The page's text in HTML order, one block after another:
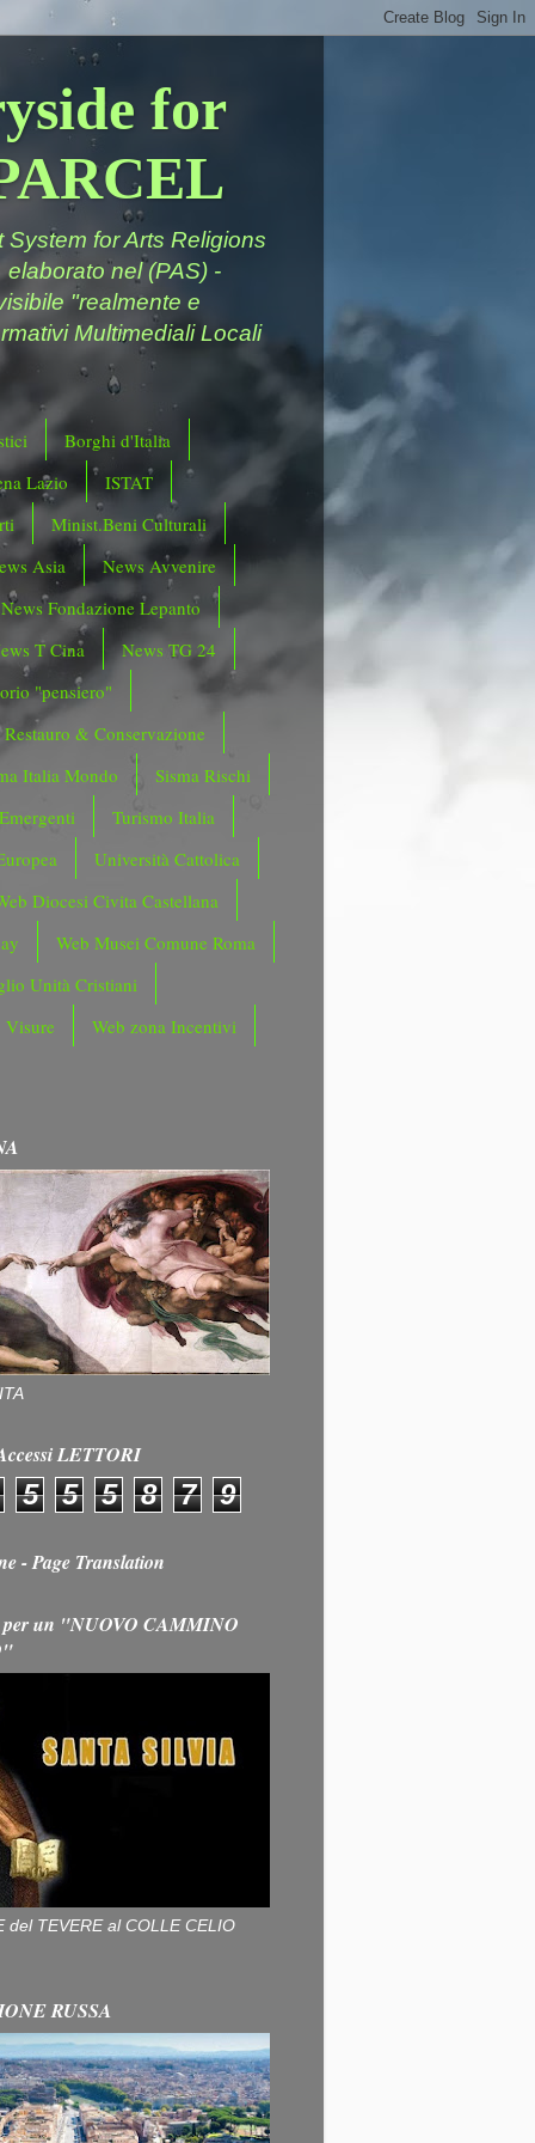
for
for Arts Religions
nel (PAS) -
"realmente e
Multimediali Locali
Borghi d'Italia
Lazio
ISTAT
Minist.Beni Culturali
Asia
News Avvenire
News Fondazione Lepanto
T Cina
News TG 24
"pensiero"
Restauro & Conservazione
Italia Mondo
Sisma Rischi
Turismo Italia
Università Cattolica
Diocesi Civita Castellana
Web Musei Comune Roma
Unità Cristiani
Visure
Web zona Incentivi
LETTORI
5 5 5 8 7 9
- Page Translation
per un "NUOVO CAMMINO
del TEVERE al COLLE CELIO
RUSSA